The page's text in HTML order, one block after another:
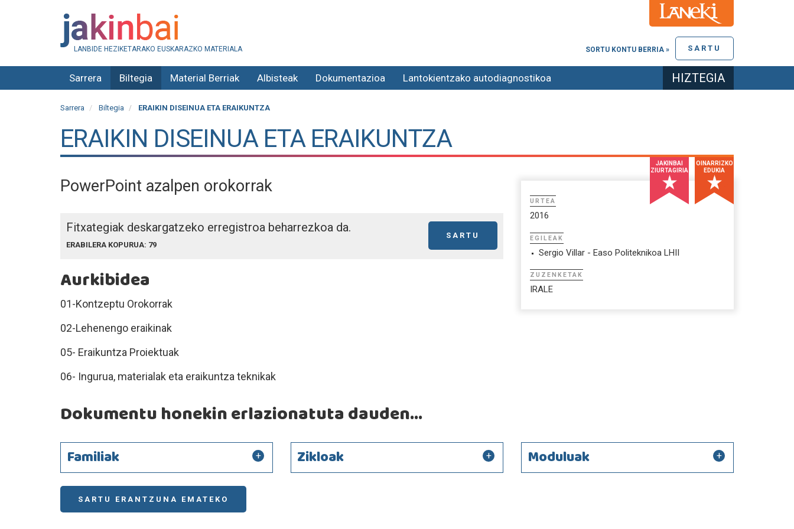
LANBIDE HEZIKETARAKO EUSKARAZKO MATERIALA SARTU
SORTU KONTU BERRIA »
Sarrera Biltegia Material Berriak Albisteak Dokumentazioa Lantokientzako autodiagnostikoa HIZTEGIA
Sarrera Biltegia ERAIKIN DISEINUA ETA ERAIKUNTZA
ERAIKIN DISEINUA ETA ERAIKUNTZA
PowerPoint azalpen orokorrak
Fitxategiak deskargatzeko erregistroa beharrezkoa da.
SARTU
ERABILERA KOPURUA: 79
Aurkibidea
01-Kontzeptu Orokorrak
02-Lehenengo eraikinak
05- Eraikuntza Proiektuak
06- Ingurua, materialak eta eraikuntza teknikak
JAKINBAI
ZIURTAGIRIA
OINARRIZKO
EDUKIA
URTEA
2016
EGILEAK
Sergio Villar - Easo Politeknikoa LHII
ZUZENKETAK
IRALE
Dokumentu honekin erlazionatuta dauden...
Familiak Zikloak Moduluak
SARTU ERANTZUNA EMATEKO